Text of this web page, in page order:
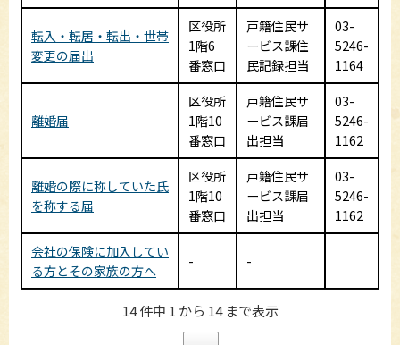
転入・転居・転出・世帯
変更の届出
区役所
1階6
番窓口
戸籍住民サ
ービス課住
民記録担当
03-
5246-
1164
離婚届
区役所
1階10
番窓口
戸籍住民サ
ービス課届
出担当
03-
5246-
1162
離婚の際に称していた氏
を称する届
区役所
1階10
番窓口
戸籍住民サ
ービス課届
出担当
03-
5246-
1162
会社の保険に加入してい
る方とその家族の方へ
- -
14 件中 1 から 14 まで表示